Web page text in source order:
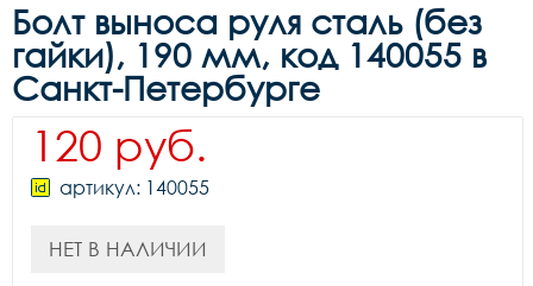
Болт выноса руля сталь (без
гайки), 190 мм, код 140055 в
Санкт-Петербурге
120 руб.
артикул: 140055
НЕТ В НАЛИЧИИ